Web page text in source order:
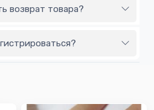
возврат товара?